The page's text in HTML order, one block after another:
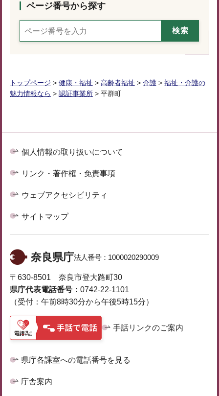
ページ番号から探す
トップページ > 健康・福祉 > 高齢者福祉 > 介護 > 福祉・介護の
魅力情報なら > 認証事業所 > 平群町
個人情報の取り扱いについて
リンク・著作権・免責事項
ウェブアクセシビリティ
サイトマップ
奈良県庁法人番号： 1000020290009
〒630-8501 奈良市登大路町30
県庁代表電話番号： 0742-22-1101
（受付：午前8時30分から午後5時15分）
手話リンクのご案内
県庁各課室への電話番号を見る
庁舎案内